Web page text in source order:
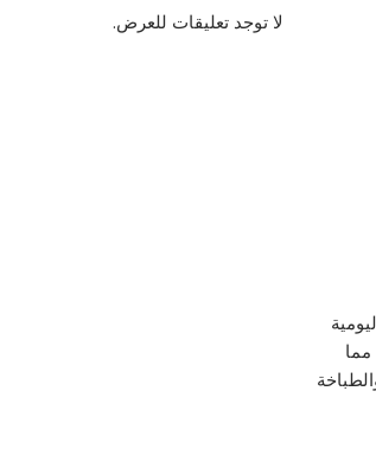
مما
لا توجد تعليقات للعرض.